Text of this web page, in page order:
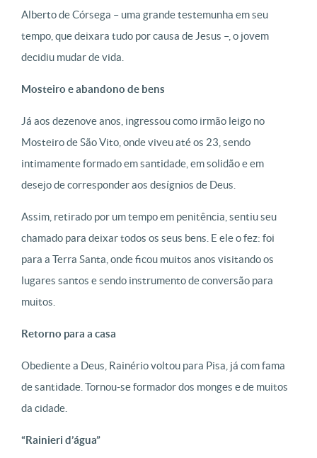
Alberto de Córsega – uma grande testemunha em seu
tempo, que deixara tudo por causa de Jesus –, o jovem
decidiu mudar de vida.
Mosteiro e abandono de bens
Já aos dezenove anos, ingressou como irmão leigo no
Mosteiro de São Vito, onde viveu até os 23, sendo
intimamente formado em santidade, em solidão e em
desejo de corresponder aos desígnios de Deus.
Assim, retirado por um tempo em penitência, sentiu seu
chamado para deixar todos os seus bens. E ele o fez: foi
para a Terra Santa, onde ficou muitos anos visitando os
lugares santos e sendo instrumento de conversão para
muitos.
Retorno para a casa
Obediente a Deus, Rainério voltou para Pisa, já com fama
de santidade. Tornou-se formador dos monges e de muitos
da cidade.
“Rainieri d’água”